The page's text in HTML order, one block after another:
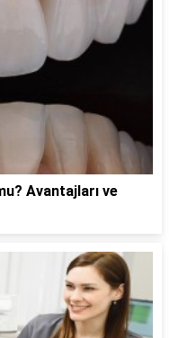
Avantajları ve